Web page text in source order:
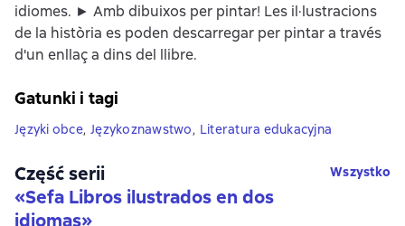
idiomes. ► Amb dibuixos per pintar! Les il·lustracions
de la història es poden descarregar per pintar a través
d'un enllaç a dins del llibre.
Gatunki i tagi
Języki obce, Językoznawstwo, Literatura edukacyjna
Część serii
«Sefa Libros ilustrados en dos
idiomas»
Wszystko